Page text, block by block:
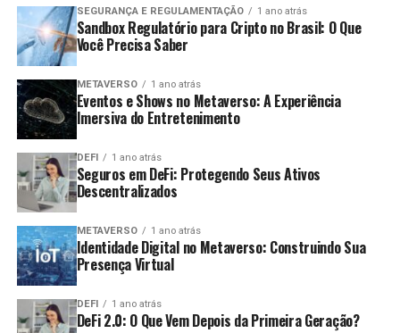
SEGURANÇA E REGULAMENTAÇÃO 1 ano atrás
Sandbox Regulatório para Cripto no Brasil: O Que
Você Precisa Saber
METAVERSO 1 ano atrás
Eventos e Shows no Metaverso: A Experiência
Imersiva do Entretenimento
DEFI 1 ano atrás
Seguros em DeFi: Protegendo Seus Ativos
Descentralizados
METAVERSO 1 ano atrás
Identidade Digital no Metaverso: Construindo Sua
Presença Virtual
DEFI 1 ano atrás
DeFi 2.0: O Que Vem Depois da Primeira Geração?